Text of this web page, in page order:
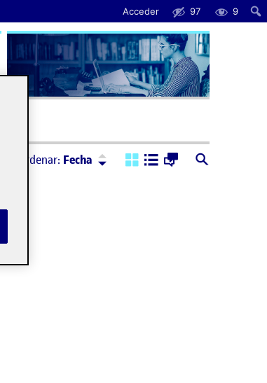
Acceder 97 9
Ordenar: Fecha Ordenar:Descendente